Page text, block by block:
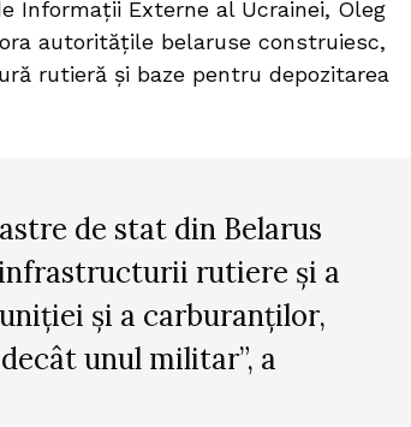
Informații Externe al Ucrainei, Oleg
autoritățile belaruse construiesc,
rutieră și baze pentru depozitarea
de stat din Belarus
rutiere și a
și a carburanților,
unul militar”, a